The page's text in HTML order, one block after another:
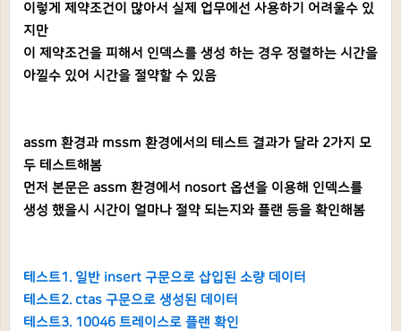
이렇게 제약조건이 많아서 실제 업무에선 사용하기 어려울수 있
지만
이 제약조건을 피해서 인덱스를 생성 하는 경우 정렬하는 시간을
아낄수 있어 시간을 절약할 수 있음
assm 환경과 mssm 환경에서의 테스트 결과가 달라 2가지 모
두 테스트해봄
먼저 본문은 assm 환경에서 nosort 옵션을 이용해 인덱스를
생성 했을시 시간이 얼마나 절약 되는지와 플랜 등을 확인해봄
테스트1. 일반 insert 구문으로 삽입된 소량 데이터
테스트2. ctas 구문으로 생성된 데이터
테스트3. 10046 트레이스로 플랜 확인